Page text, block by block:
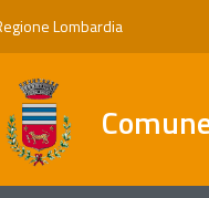
Lombardia